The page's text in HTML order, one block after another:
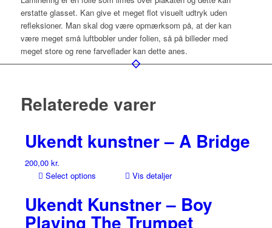
erstatte glasset. Kan give et meget flot visuelt udtryk uden
refleksioner. Man skal dog være opmærksom på, at der kan
være meget små luftbobler under folien, så på billeder med
meget store og rene farveflader kan dette anes.
Relaterede varer
Ukendt kunstner – A Bridge
200,00 kr.
Select options
Vis detaljer
Ukendt Kunstner – Boy
Playing The Trumpet